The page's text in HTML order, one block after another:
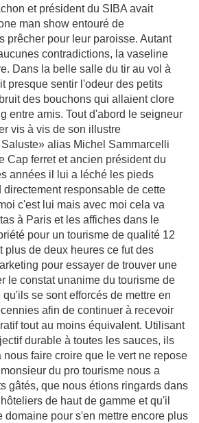
et président du SIBA avait
man show entouré de
prêcher pour leur paroisse. Autant
contradictions, la vaseline
Dans la belle salle du tir au vol à
presque sentir l'odeur des petits
des bouchons qui allaient clore
entre amis. Tout d'abord le seigneur
vis à vis de son illustre
alias Michel Sammarcelli
Cap ferret et ancien président du
années il lui a léché les pieds
responsable de cette
c'est lui mais avec moi cela va
à Paris et les affiches dans le
pour un tourisme de qualité 12
plus de deux heures ce fut des
pour essayer de trouver une
le constat unanime du tourisme de
se sont efforcés de mettre en
afin de continuer à recevoir
tout au moins équivalent. Utilisant
durable à toutes les sauces, ils
faire croire que le vert ne repose
du pro tourisme nous a
gâtés, que nous étions ringards dans
de haut de gamme et qu'il
domaine pour s'en mettre encore plus